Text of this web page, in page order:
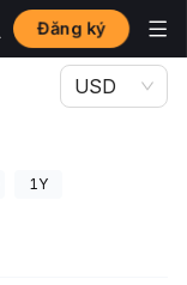
Đăng ký
USD
1Y